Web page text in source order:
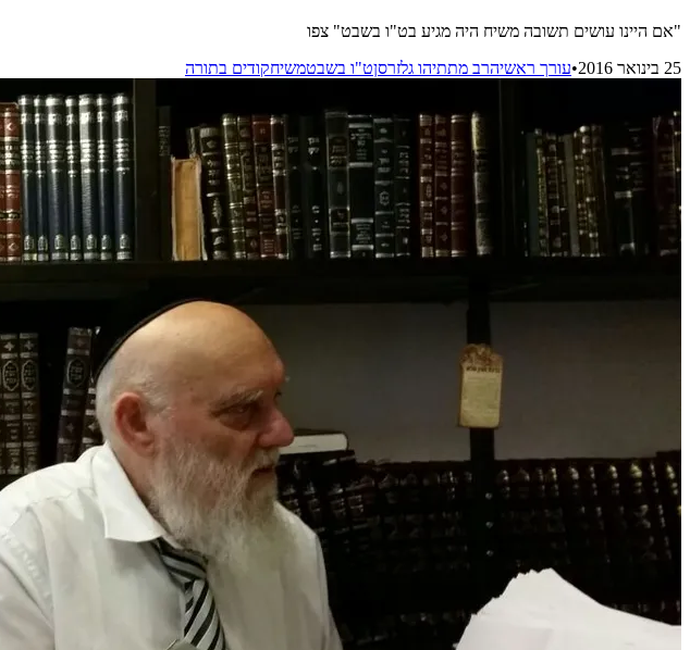
"אם היינו עושים תשובה משיח היה מגיע בט"ו בשבט" צפו
25 בינואר 2016
•עורך ראשיהרב מתתיהו גלזרסןט"ו בשבטמשיחקודים בתורה